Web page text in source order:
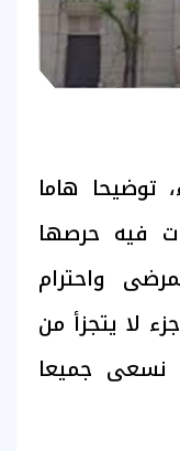
توضيحا هاما
فيه حرصها
واحترام
لا يتجزأ من
نسعى جميعا